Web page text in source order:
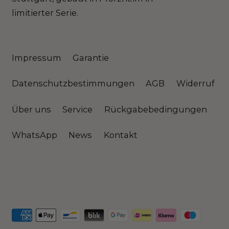
limitierter Serie.
Impressum Garantie
Datenschutzbestimmungen AGB Widerruf
Über uns Service Rückgabebedingungen
WhatsApp News Kontakt
Akzeptierte